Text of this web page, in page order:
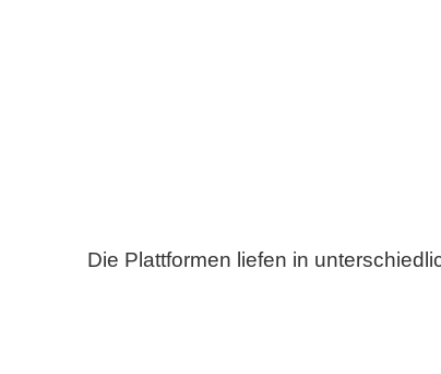
Die Plattformen liefen in